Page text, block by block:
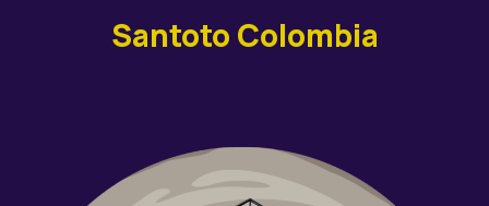
Santoto Colombia